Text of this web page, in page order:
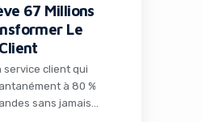
67 Millions
Le
service client qui
à 80 %
sans jamais